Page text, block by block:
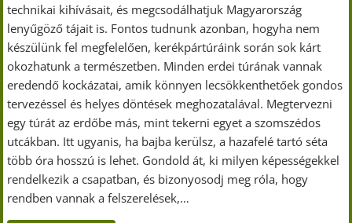
technikai kihívásait, és megcsodálhatjuk Magyarország
lenyűgöző tájait is. Fontos tudnunk azonban, hogyha nem
készülünk fel megfelelően, kerékpártúráink során sok kárt
okozhatunk a természetben. Minden erdei túrának vannak
eredendő kockázatai, amik könnyen lecsökkenthetőek gondos
tervezéssel és helyes döntések meghozatalával. Megtervezni
egy túrát az erdőbe más, mint tekerni egyet a szomszédos
utcákban. Itt ugyanis, ha bajba kerülsz, a hazafelé tartó séta
több óra hosszú is lehet. Gondold át, ki milyen képességekkel
rendelkezik a csapatban, és bizonyosodj meg róla, hogy
rendben vannak a felszerelések,…